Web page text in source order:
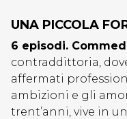
UNA PICCOLA
6 episodi.
contraddittoria,
affermati
ambizioni e gli
trent’anni, vive in